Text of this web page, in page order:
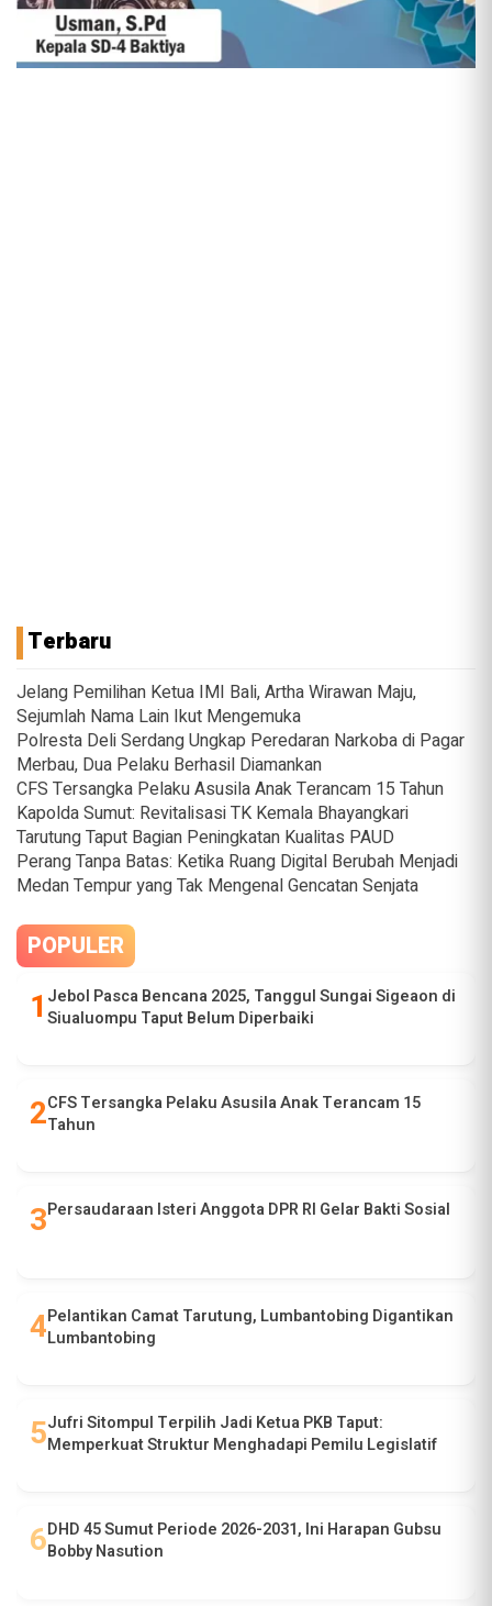
Terbaru
Jelang Pemilihan Ketua IMI Bali, Artha Wirawan Maju,
Sejumlah Nama Lain Ikut Mengemuka
Polresta Deli Serdang Ungkap Peredaran Narkoba di Pagar
Merbau, Dua Pelaku Berhasil Diamankan
CFS Tersangka Pelaku Asusila Anak Terancam 15 Tahun
Kapolda Sumut: Revitalisasi TK Kemala Bhayangkari
Tarutung Taput Bagian Peningkatan Kualitas PAUD
Perang Tanpa Batas: Ketika Ruang Digital Berubah Menjadi
Medan Tempur yang Tak Mengenal Gencatan Senjata
POPULER
Jebol Pasca Bencana 2025, Tanggul Sungai Sigeaon di
Siualuompu Taput Belum Diperbaiki
CFS Tersangka Pelaku Asusila Anak Terancam 15
Tahun
Persaudaraan Isteri Anggota DPR RI Gelar Bakti Sosial
Pelantikan Camat Tarutung, Lumbantobing Digantikan
Lumbantobing
Jufri Sitompul Terpilih Jadi Ketua PKB Taput:
Memperkuat Struktur Menghadapi Pemilu Legislatif
DHD 45 Sumut Periode 2026-2031, Ini Harapan Gubsu
Bobby Nasution